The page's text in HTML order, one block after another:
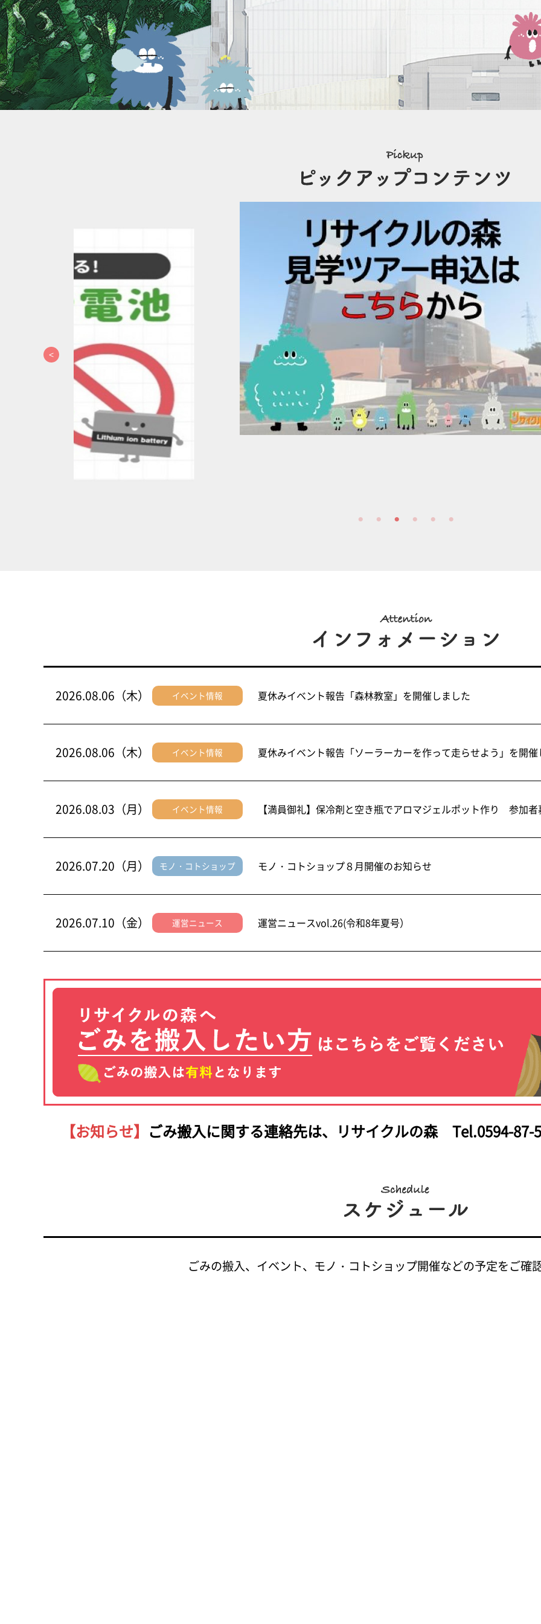
2026.08.06（木） イベント情報 夏休みイベント報告「森林教室」を開催しました
2026.08.06（木） イベント情報 夏休みイベント報告「ソーラーカーを作って走らせよう」を開
2026.08.03（月） イベント情報 【満員御礼】保冷剤と空き瓶でアロマジェルポット作り 参加
2026.07.20（月） モノ・コトショップ モノ・コトショップ８月開催のお知らせ
2026.07.10（金） 運営ニュース 運営ニュースvol.26(令和8年夏号）
【お知らせ】 ごみ搬入に関する連絡先は、 リサイクルの森 Tel.0594-87-
ごみの搬入、イベント、モノ・コトショップ開催などの予定をご確